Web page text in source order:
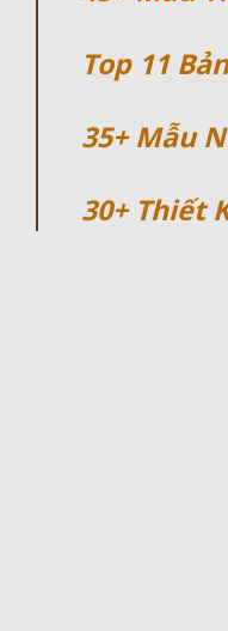
Top 11
35+ Mẫu
30+ Thiết